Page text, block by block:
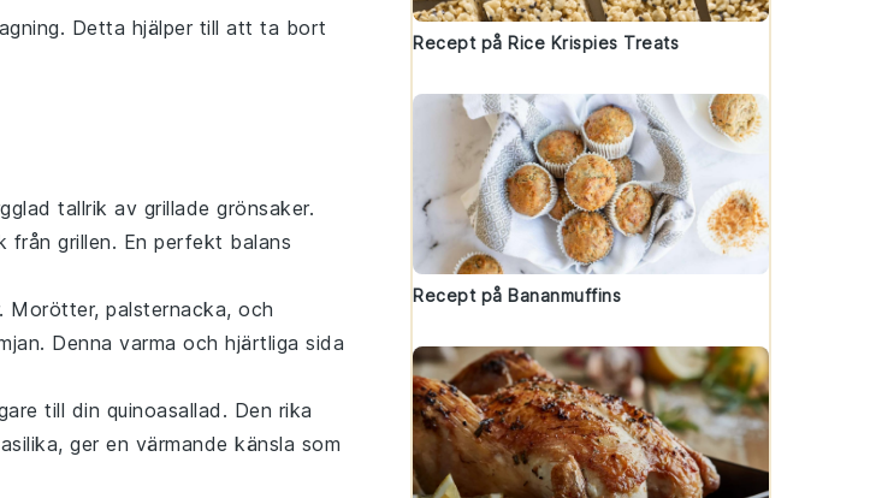
Detta hjälper till att ta bort
tallrik av grillade grönsaker.
från grillen. En perfekt balans
. Morötter, palsternacka, och
. Denna varma och hjärtliga sida
till din quinoasallad. Den rika
, ger en värmande känsla som
Recept på Rice Krispies Treats
Recept på Bananmuffins